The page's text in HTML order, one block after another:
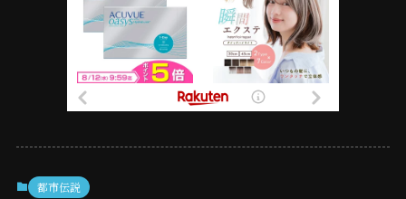
都市伝説